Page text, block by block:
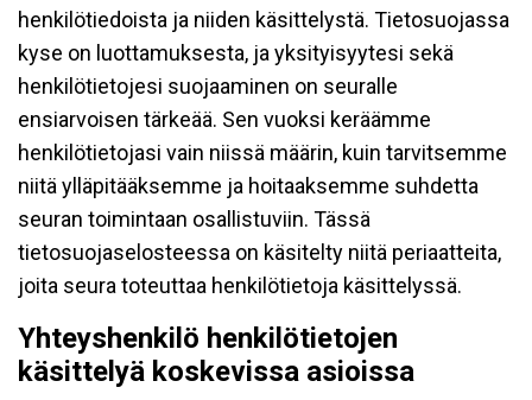
henkilötiedoista ja niiden käsittelystä. Tietosuojassa
kyse on luottamuksesta, ja yksityisyytesi sekä
henkilötietojesi suojaaminen on seuralle
ensiarvoisen tärkeää. Sen vuoksi keräämme
henkilötietojasi vain niissä määrin, kuin tarvitsemme
niitä ylläpitääksemme ja hoitaaksemme suhdetta
seuran toimintaan osallistuviin. Tässä
tietosuojaselosteessa on käsitelty niitä periaatteita,
joita seura toteuttaa henkilötietoja käsittelyssä.
Yhteyshenkilö henkilötietojen
käsittelyä koskevissa asioissa